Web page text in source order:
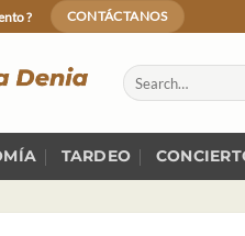
? CONTÁCTANOS
TARDEO